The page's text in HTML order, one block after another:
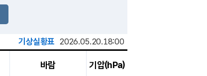
기상실황표 2026.05.20.18:00
바람 기압(hPa)